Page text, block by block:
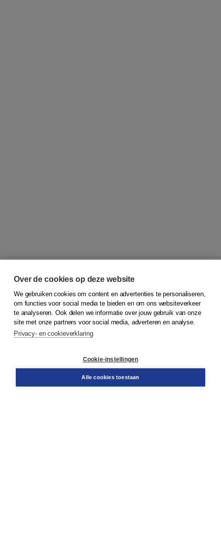
© 2026Koninklijke Boom uitgevers
Klantenservice
Service & informatie
Contact
Over de cookies op deze website
We gebruiken cookies om content en advertenties te personaliseren,
om functies voor social media te bieden en om ons websiteverkeer
te analyseren. Ook delen we informatie over jouw gebruik van onze
site met onze partners voor social media, adverteren en analyse.
Privacy- en cookieverklaring
Cookie-instellingen
Alle cookies toestaan